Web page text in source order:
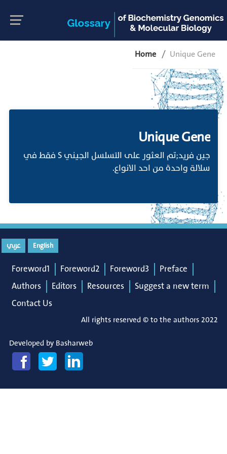
Home Unique Gene
Unique Gene
جين فريد;تم العثور على التسلسل الجيني S فقط في
سلالة واحدة من احد الانواع.
English عربي
Foreword1 Foreword2 Foreword3
Preface
Authors
Editors Resources
Suggest a new term
Contact Us
All rights reserved © to the authors 2022
Developed by Basharweb